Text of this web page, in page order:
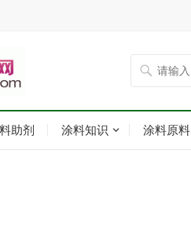
助剂 涂料知识 涂料原料